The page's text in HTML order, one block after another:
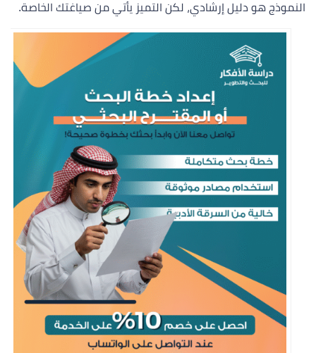
النموذج هو دليل إرشادي، لكن التميز يأتي من صياغتك الخاصة.